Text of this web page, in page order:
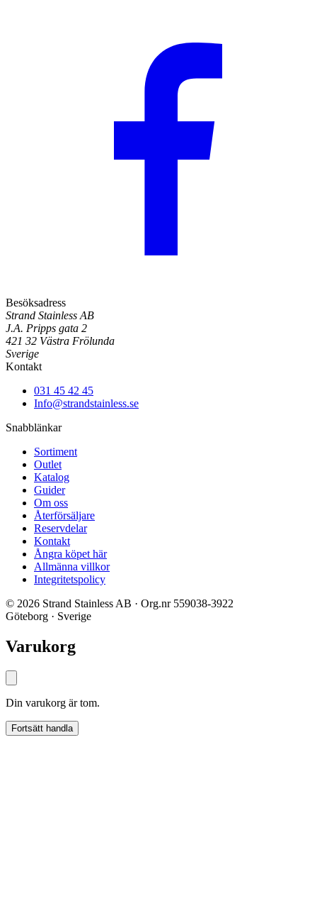
Besöksadress
Strand Stainless AB
J.A. Pripps gata 2
421 32 Västra Frölunda
Sverige
Kontakt
031 45 42 45
Info@strandstainless.se
Snabblänkar
Sortiment
Outlet
Katalog
Guider
Om oss
Återförsäljare
Reservdelar
Kontakt
Ångra köpet här
Allmänna villkor
Integritetspolicy
© 2026 Strand Stainless AB · Org.nr 559038-3922
Göteborg · Sverige
Varukorg
Din varukorg är tom.
Fortsätt handla